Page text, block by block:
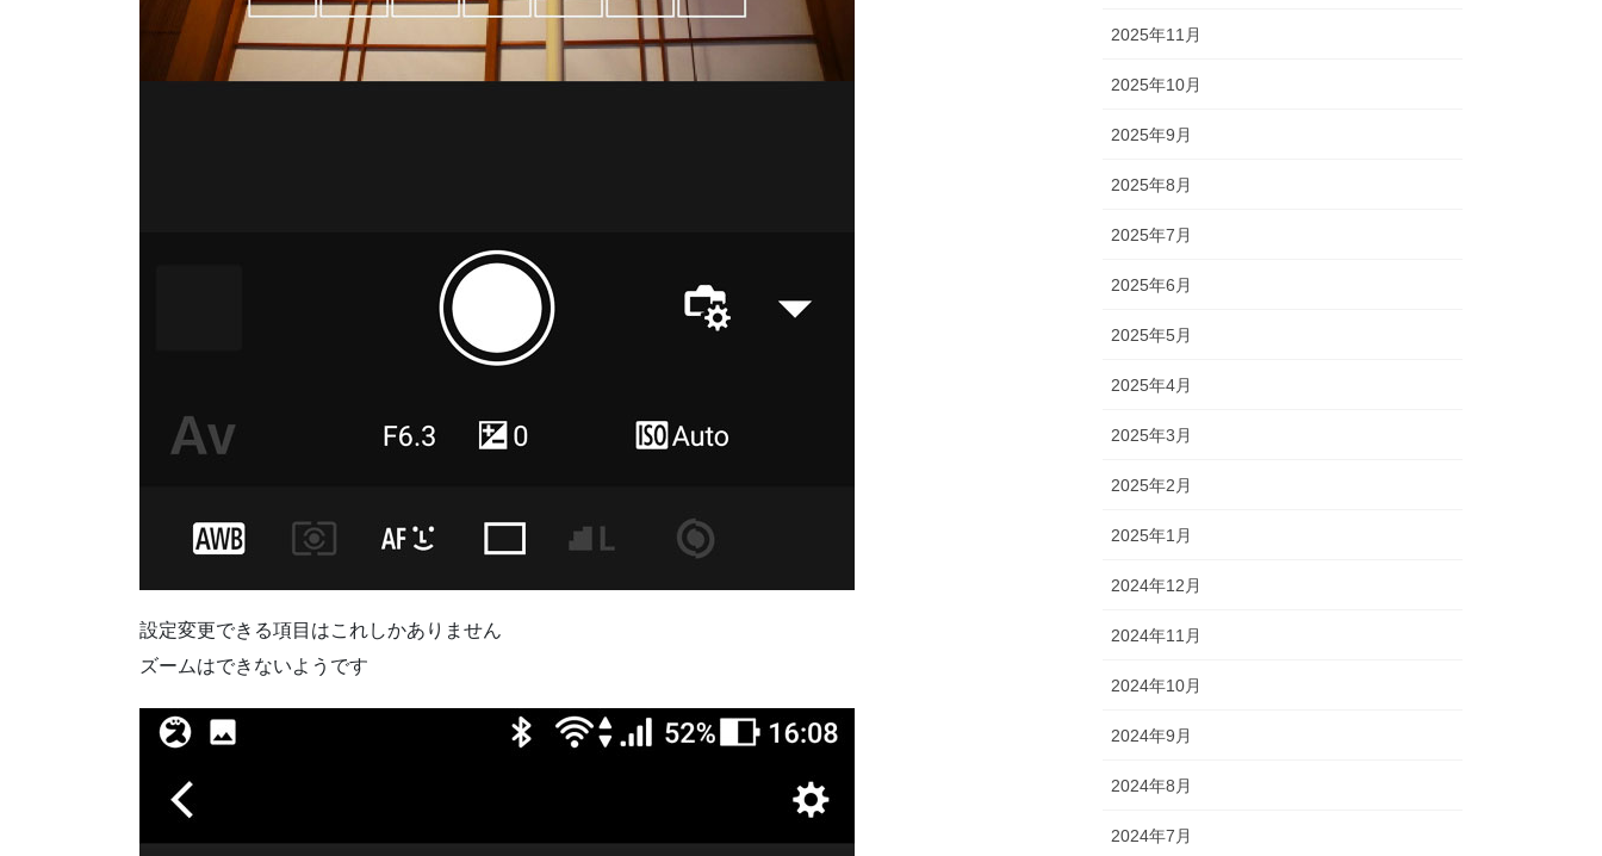
設定変更できる項目はこれしかありません
ズームはできないようです
2025年11月
2025年10月
2025年9月
2025年8月
2025年7月
2025年6月
2025年5月
2025年4月
2025年3月
2025年2月
2025年1月
2024年12月
2024年11月
2024年10月
2024年9月
2024年8月
2024年7月